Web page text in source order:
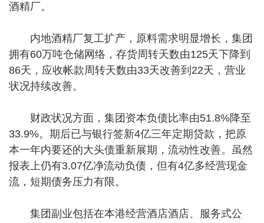
酒精厂。
内地酒精厂复工扩产，原料需求明显增长，集团
拥有60万吨仓储网络，存货周转天数由125天下降到
86天，应收帐款周转天数由33天改善到22天，营业
状况持续改善。
财政状况方面，集团资本负债比率由51.8%降至
33.9%。期后已与银行签新4亿三年定期贷款，把原
本一年内要还的大头债重新展期，流动性改善。虽然
报表上仍有3.07亿净流动负债，但有4亿多经营现金
流，短期债务压力有限。
集团副业包括在本港经营酒店酒店、服务式公